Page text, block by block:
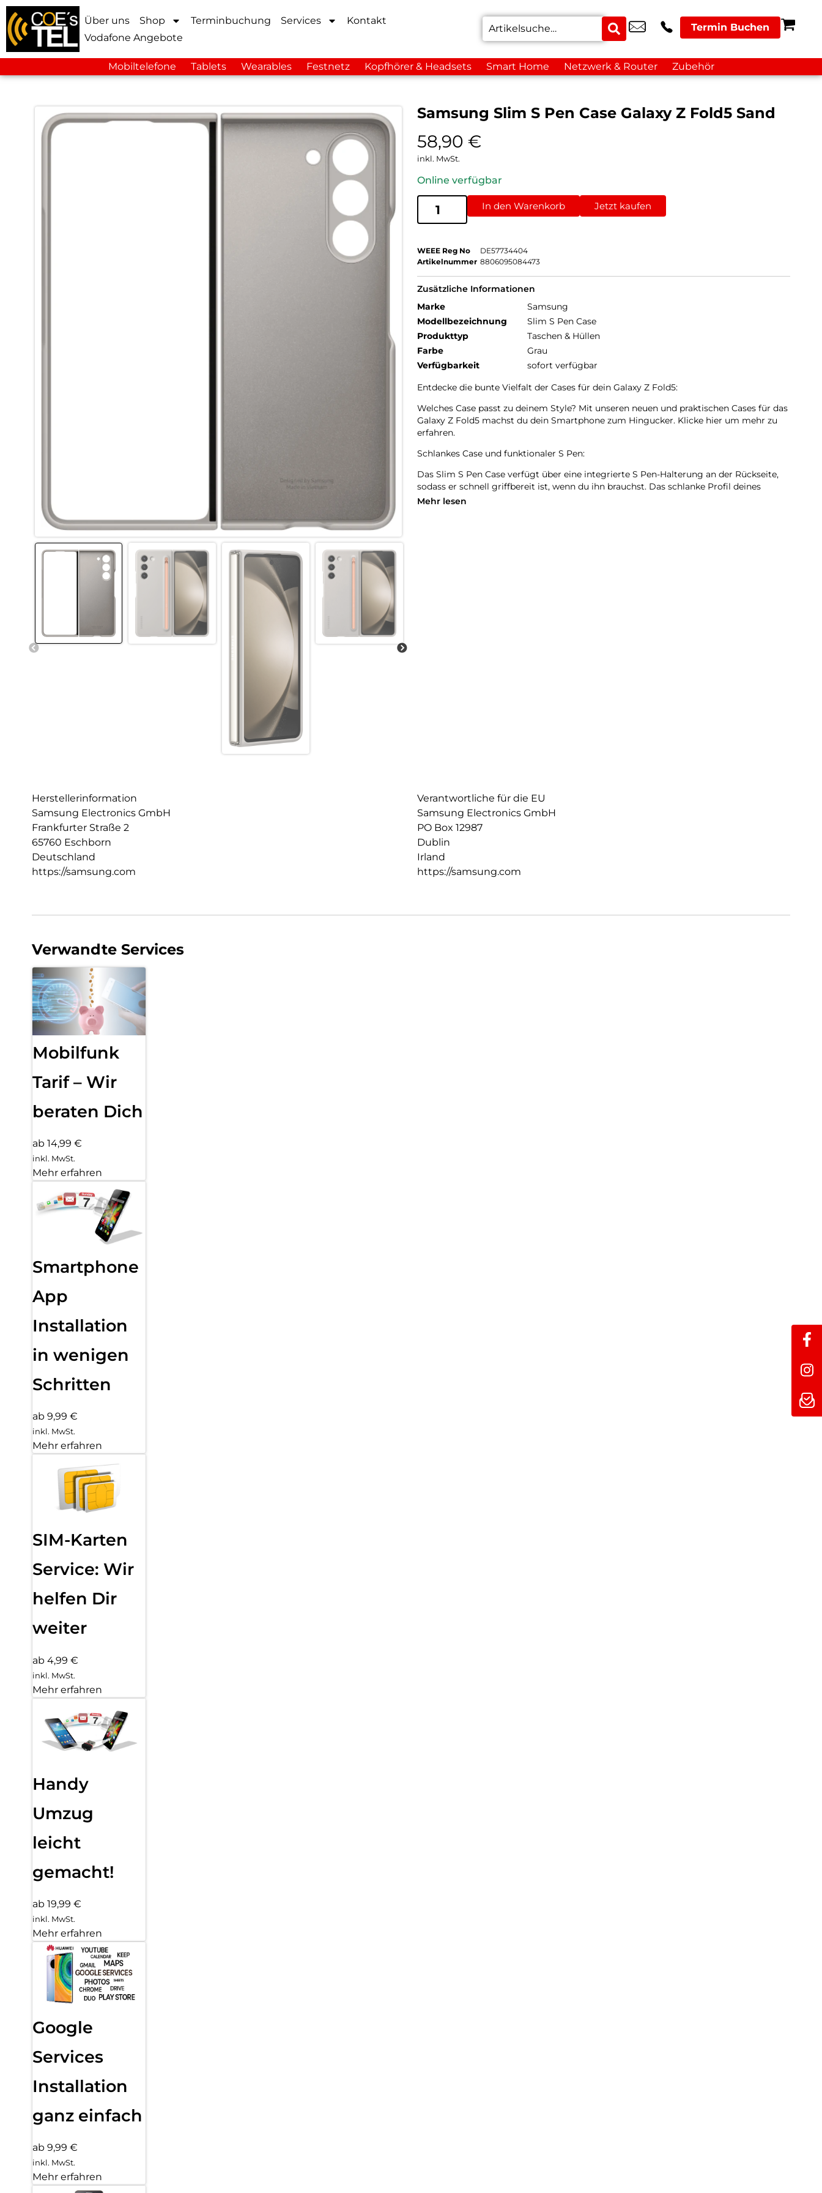
Über uns Shop Terminbuchung Services
Kontakt
Vodafone Angebote
Termin Buchen
Mobiltelefone Tablets Wearables Festnetz Kopfhörer & Headsets Smart Home Netzwerk & Router Zubehör
Samsung Slim S Pen Case Galaxy Z Fold5 Sand
58,90 €
inkl. MwSt.
Online verfügbar
In den Warenkorb Jetzt kaufen
WEEE Reg No
DE57734404
Artikelnummer 8806095084473
Zusätzliche Informationen
Marke
Samsung
Modellbezeichnung
Slim S Pen Case
Produkttyp
Taschen & Hüllen
Farbe
Grau
Verfügbarkeit
sofort verfügbar
Entdecke die bunte Vielfalt der Cases für dein Galaxy Z Fold5:
Welches Case passt zu deinem Style? Mit unseren neuen und praktischen Cases für das
Galaxy Z Fold5 machst du dein Smartphone zum Hingucker. Klicke hier um mehr zu
erfahren.
Schlankes Case und funktionaler S Pen:
Das Slim S Pen Case verfügt über eine integrierte S Pen-Halterung an der Rückseite,
sodass er schnell griffbereit ist, wenn du ihn brauchst. Das schlanke Profil deines
Smartphones bleibt dabei erhalten. Mit seinen trendigen Farboptionen bietet das Case
Mehr lesen
Herstellerinformation
Samsung Electronics GmbH
Frankfurter Straße 2
65760 Eschborn
Deutschland
https://samsung.com
Verantwortliche für die EU
Samsung Electronics GmbH
PO Box 12987
Dublin
Irland
https://samsung.com
Verwandte Services
Mobilfunk
Tarif – Wir
beraten Dich
ab 14,99 €
inkl. MwSt.
Mehr erfahren
Smartphone
App
Installation
in wenigen
Schritten
ab 9,99 €
inkl. MwSt.
Mehr erfahren
SIM-Karten
Service: Wir
helfen Dir
weiter
ab 4,99 €
inkl. MwSt.
Mehr erfahren
Handy
Umzug
leicht
gemacht!
ab 19,99 €
inkl. MwSt.
Mehr erfahren
Google
Services
Installation
ganz einfach
ab 9,99 €
inkl. MwSt.
Mehr erfahren